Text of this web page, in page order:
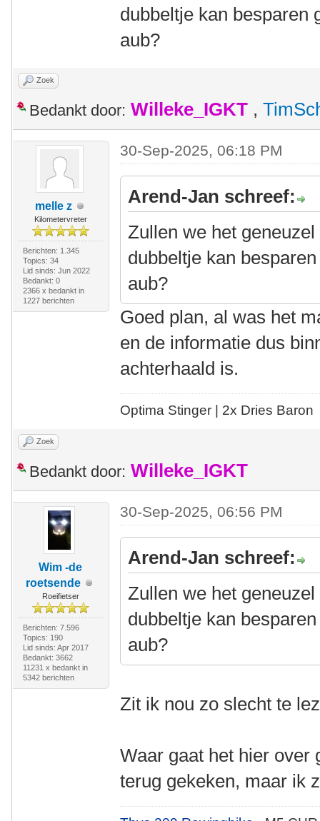
dubbeltje kan besparen
aub?
Zoek
Bedankt door: Willeke_IGKT ,
melle z
Kilometervreter
Berichten: 1.345
Topics: 34
Lid sinds: Jun 2022
Bedankt: 0
2366 x bedankt in
1227 berichten
30-Sep-2025, 06:18 PM
Arend-Jan schreef:
Zullen we het
dubbeltje kan
aub?
Goed plan, al was het
en de informatie dus
achterhaald is.
Optima Stinger | 2x Dries Baron
Zoek
Bedankt door: Willeke_IGKT
Wim -de
roetsende
Roeifietser
Berichten: 7.596
Topics: 190
Lid sinds: Apr 2017
Bedankt: 3662
11231 x bedankt in
5342 berichten
30-Sep-2025, 06:56 PM
Arend-Jan schreef:
Zullen we het
dubbeltje kan
aub?
Zit ik nou zo slecht te
Waar gaat het hier over
terug gekeken, maar ik